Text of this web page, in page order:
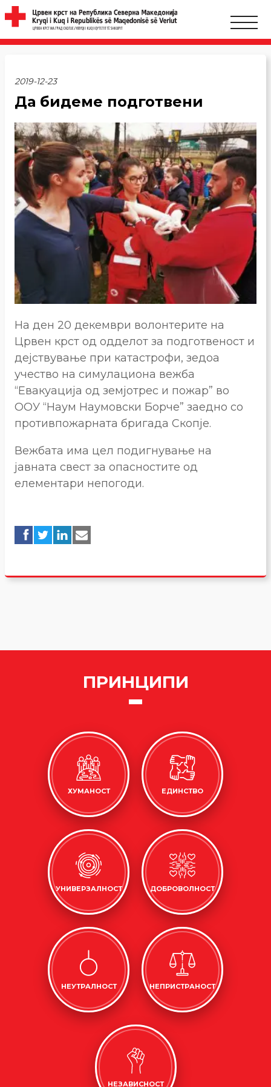
2019-12-23
Да бидеме подготвени
На ден 20 декември волонтерите на
Црвен крст од одделот за подготвеност и
дејствување при катастрофи, зедоа
учество на симулациона вежба
“Евакуација од земјотрес и пожар” во
ООУ “Наум Наумовски Борче” заедно со
противпожарната бригада Скопје.
Вежбата има цел подигнување на
јавната свест за опасностите од
елементари непогоди.
ПРИНЦИПИ
ХУМАНОСТ ЕДИНСТВО
УНИВЕРЗАЛНОСТ ДОБРОВОЛНОСТ
НЕУТРАЛНОСТ НЕПРИСТРАНОСТ
НЕЗАВИСНОСТ